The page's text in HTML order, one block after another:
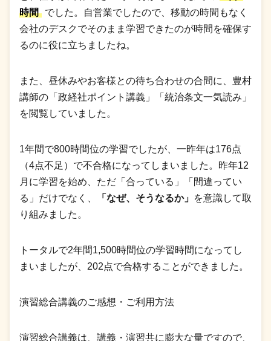
時間
でした。自営業でしたので、移動の時間もなく
会社のデスクでそのまま学習できたのが時間を確保す
るのに役に立ちましたね。
また、昼休みやお客様との待ち合わせの合間に、豊村
講師の「政経社ポイント講義」「統治条文一気読み」
を閲覧していました。
1年間で800時間位の学習でしたが、一昨年は176点
（4点不足）で不合格になってしまいました。昨年12
月に学習を始め、ただ「合っている」「間違ってい
る」だけでなく、
「なぜ、そうなるか」 を意識して取
り組みました。
トータルで2年間1,500時間位の学習時間になってし
まいましたが、202点で合格することができました。
演習総合講義のご感想・ご利用方法
演習総合講義は、講義・演習共に膨大な量ですので、